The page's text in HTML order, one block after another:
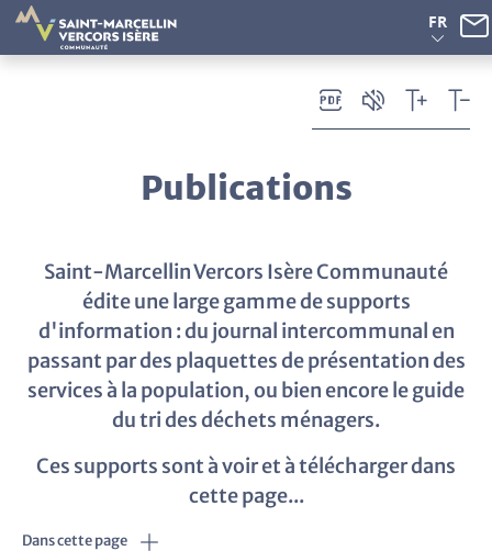
FR
Publications
Saint-Marcellin Vercors Isère Communauté
édite une large gamme de supports
d'information : du journal intercommunal en
passant par des plaquettes de présentation des
services à la population, ou bien encore le guide
du tri des déchets ménagers.
Ces supports sont à voir et à télécharger dans
cette page...
Dans cette page
Panneau de gestion des cookies